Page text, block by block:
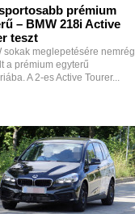
prémium
– BMW 218i Active
teszt
sokak meglepetésére nemrég
a prémium egyterű
A 2-es Active Tourer...